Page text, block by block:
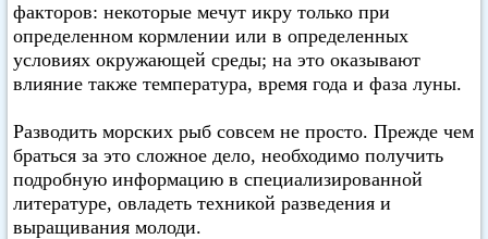
факторов: некоторые мечут икру только при
определенном кормлении или в определенных
условиях окружающей среды; на это оказывают
влияние также температура, время года и фаза луны.
Разводить морских рыб совсем не просто. Прежде чем
браться за это сложное дело, необходимо получить
подробную информацию в специализированной
литературе, овладеть техникой разведения и
выращивания молоди.